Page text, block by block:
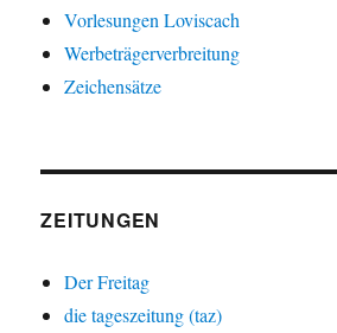
Vorlesungen Loviscach
Werbeträgerverbreitung
Zeichensätze
ZEITUNGEN
Der Freitag
die tageszeitung (taz)